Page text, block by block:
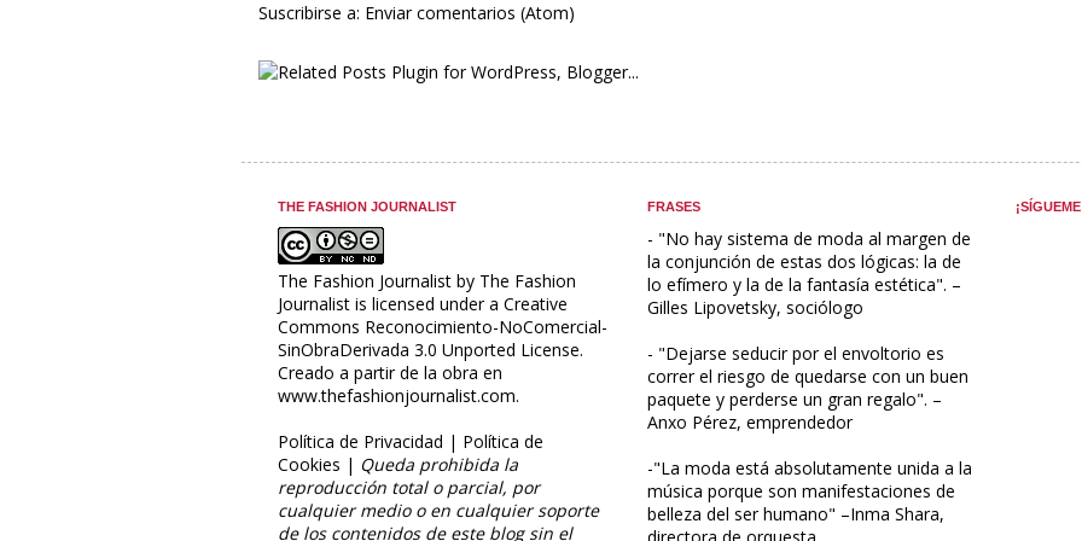
Suscribirse a: Enviar comentarios (Atom)
THE FASHION JOURNALIST
The Fashion Journalist by The Fashion
Journalist is licensed under a Creative
Commons Reconocimiento-NoComercial-
SinObraDerivada 3.0 Unported License.
Creado a partir de la obra en
www.thefashionjournalist.com.
Política de Privacidad | Política de
Cookies | Queda prohibida la
reproducción total o parcial, por
cualquier medio o en cualquier soporte
de los contenidos de este blog sin el
FRASES
- "No hay sistema de moda al margen de
la conjunción de estas dos lógicas: la de
lo efímero y la de la fantasía estética". –
Gilles Lipovetsky, sociólogo
- "Dejarse seducir por el envoltorio es
correr el riesgo de quedarse con un buen
paquete y perderse un gran regalo". –
Anxo Pérez, emprendedor
-"La moda está absolutamente unida a la
música porque son manifestaciones de
belleza del ser humano" –Inma Shara,